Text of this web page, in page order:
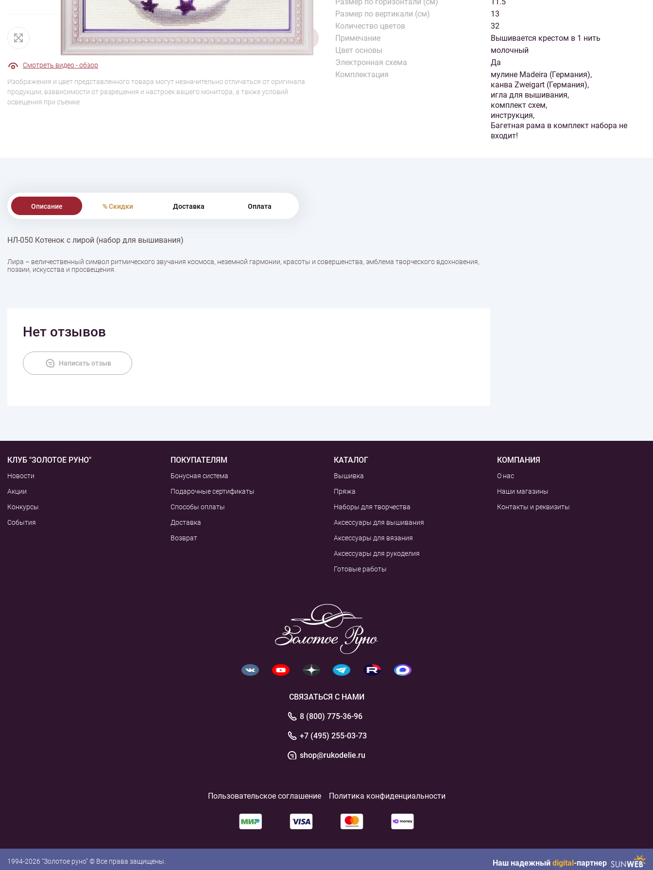
1/7
Смотреть видео - обзор
Изображения и цвет представленного товара могут незначительно отличаться от оригинала
продукции, взависимости от разрешения и настроек вашего монитора, а также условий
освещения при съемке
Размер по вертикали (см)
13
Количество цветов
32
Примечание
Вышивается крестом в 1 нить
Цвет основы
молочный
Электронная схема
Да
Комплектация
мулине Madeira (Германия),
канва Zweigart (Германия),
игла для вышивания,
комплект схем,
инструкция,
Багетная рама в комплект набора не
входит!
Описание % Скидки Доставка Оплата
НЛ-050 Котенок с лирой (набор для вышивания)
Лира – величественный символ ритмического звучания космоса, неземной гармонии, красоты и совершенства, эмблема творческого вдохновения,
поэзии, искусства и просвещения.
Нет отзывов
Написать отзыв
КЛУБ "ЗОЛОТОЕ РУНО"
Новости
Акции
Конкурсы
События
ПОКУПАТЕЛЯМ
Бонусная система
Подарочные сертификаты
Способы оплаты
Доставка
Возврат
КАТАЛОГ
Вышивка
Пряжа
Наборы для творчества
Аксессуары для вышивания
Аксессуары для вязания
Аксессуары для рукоделия
Готовые работы
КОМПАНИЯ
О нас
Наши магазины
Контакты и реквизиты
СВЯЗАТЬСЯ С НАМИ
8 (800) 775-36-96
+7 (495) 255-03-73
shop@rukodelie.ru
Пользовательское соглашение Политика конфиденциальности
1994-2026 "Золотое руно" © Все права защищены. Наш надежный digital-партнер